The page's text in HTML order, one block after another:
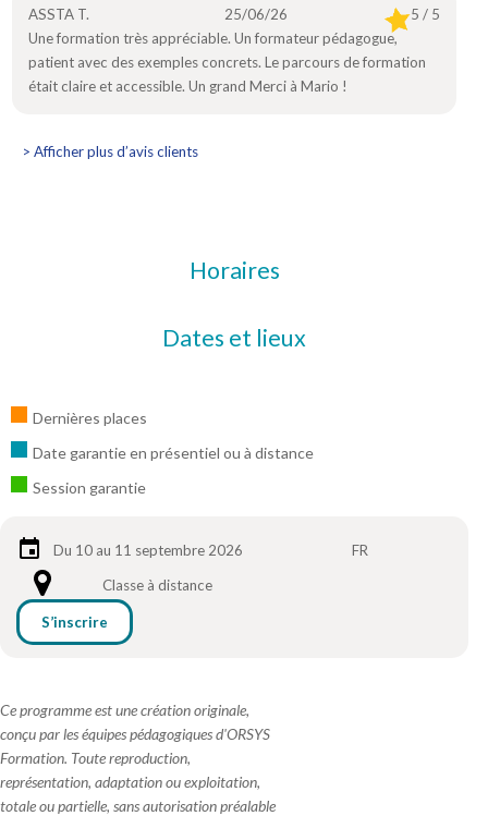
ASSTA T. 25/06/26
5 / 5
Une formation très appréciable. Un formateur pédagogue,
patient avec des exemples concrets. Le parcours de formation
était claire et accessible. Un grand Merci à Mario !
> Afficher plus d’avis clients
Horaires
Dates et lieux
Dernières places
Date garantie en présentiel ou à distance
Session garantie
Du 10 au 11 septembre 2026
FR
Classe à distance
S’inscrire
Ce programme est une création originale,
conçu par les équipes pédagogiques d'ORSYS
Formation. Toute reproduction,
représentation, adaptation ou exploitation,
totale ou partielle, sans autorisation préalable